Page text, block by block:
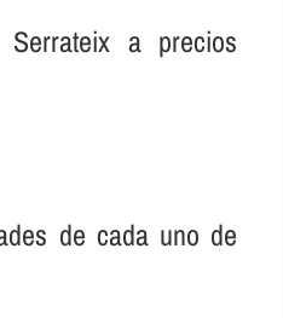
a precios
de cada uno de